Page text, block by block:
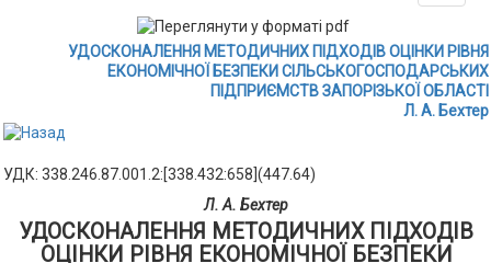
УДОСКОНАЛЕННЯ МЕТОДИЧНИХ ПІДХОДІВ ОЦІНКИ РІВНЯ
ЕКОНОМІЧНОЇ БЕЗПЕКИ СІЛЬСЬКОГОСПОДАРСЬКИХ
ПІДПРИЄМСТВ ЗАПОРІЗЬКОЇ ОБЛАСТІ
Л. А. Бехтер
УДК: 338.246.87.001.2:[338.432:658](447.64)
Л. А. Бехтер
УДОСКОНАЛЕННЯ МЕТОДИЧНИХ ПІДХОДІВ
ОЦІНКИ РІВНЯ ЕКОНОМІЧНОЇ БЕЗПЕКИ